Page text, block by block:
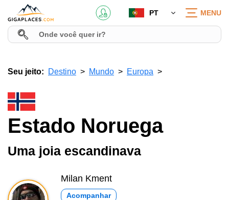
PT MENU
Seu jeito: Destino Mundo Europa
Estado Noruega
Uma joia escandinava
Milan Kment
Acompanhar